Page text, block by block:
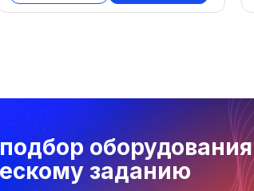
оборудования
заданию